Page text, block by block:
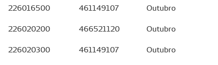
226016500 461149107 Outubro
226020200 466521120 Outubro
226020300 461149107 Outubro